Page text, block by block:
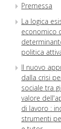
Premessa
La logica
economico
politica
Il nuovo
dalla crisi
sociale tra
valore
di lavoro :
strumenti